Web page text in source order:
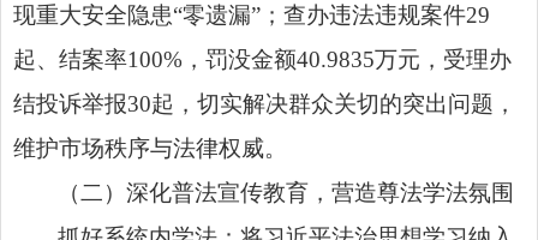
现重大安全隐患“零遗漏”；查办违法违规案件29
起、结案率100%，罚没金额40.9835万元，受理办
结投诉举报30起，切实解决群众关切的突出问题，
维护市场秩序与法律权威。
（二）深化普法宣传教育，营造尊法学法氛围